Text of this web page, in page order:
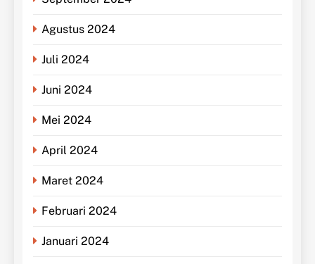
Agustus 2024
Juli 2024
Juni 2024
Mei 2024
April 2024
Maret 2024
Februari 2024
Januari 2024